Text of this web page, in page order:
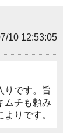
10 12:53:05
りです。旨
ムチも頼み
りです。